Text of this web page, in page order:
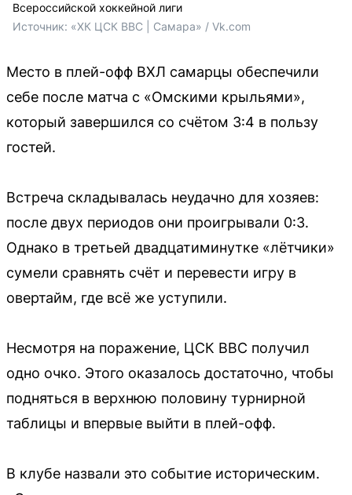
Всероссийской хоккейной лиги
Источник: «ХК ЦСК ВВС | Самара» / Vk.com
Место в плей-офф ВХЛ самарцы обеспечили
себе после матча с «Омскими крыльями»,
который завершился со счётом 3:4 в пользу
гостей.
Встреча складывалась неудачно для хозяев:
после двух периодов они проигрывали 0:3.
Однако в третьей двадцатиминутке «лётчики»
сумели сравнять счёт и перевести игру в
овертайм, где всё же уступили.
Несмотря на поражение, ЦСК ВВС получил
одно очко. Этого оказалось достаточно, чтобы
подняться в верхнюю половину турнирной
таблицы и впервые выйти в плей-офф.
В клубе назвали это событие историческим.